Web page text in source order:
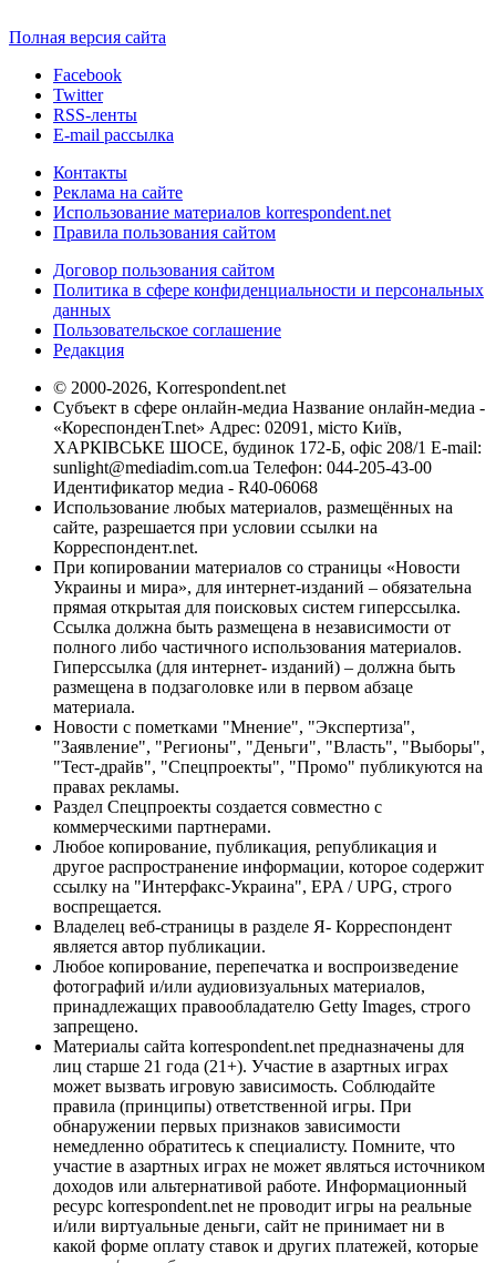
Полная версия сайта
Facebook
Twitter
RSS-ленты
E-mail рассылка
Контакты
Реклама на сайте
Использование материалов korrespondent.net
Правила пользования сайтом
Договор пользования сайтом
Политика в сфере конфиденциальности и персональных
данных
Пользовательское соглашение
Редакция
© 2000-2026, Korrespondent.net
Субъект в сфере онлайн-медиа Название онлайн-медиа -
«КореспонденТ.net» Адрес: 02091, місто Київ,
ХАРКІВСЬКЕ ШОСЕ, будинок 172-Б, офіс 208/1 E-mail:
sunlight@mediadim.com.ua Телефон: 044-205-43-00
Идентификатор медиа - R40-06068
Использование любых материалов, размещённых на
сайте, разрешается при условии ссылки на
Корреспондент.net.
При копировании материалов со страницы «Новости
Украины и мира», для интернет-изданий – обязательна
прямая открытая для поисковых систем гиперссылка.
Ссылка должна быть размещена в независимости от
полного либо частичного использования материалов.
Гиперссылка (для интернет- изданий) – должна быть
размещена в подзаголовке или в первом абзаце
материала.
Новости с пометками "Мнение", "Экспертиза",
"Заявление", "Регионы", "Деньги", "Власть", "Выборы",
"Тест-драйв", "Спецпроекты", "Промо" публикуются на
правах рекламы.
Раздел Спецпроекты создается совместно с
коммерческими партнерами.
Любое копирование, публикация, републикация и
другое распространение информации, которое содержит
ссылку на "Интерфакс-Украина", EPA / UPG, строго
воспрещается.
Владелец веб-страницы в разделе Я- Корреспондент
является автор публикации.
Любое копирование, перепечатка и воспроизведение
фотографий и/или аудиовизуальных материалов,
принадлежащих правообладателю Getty Images, строго
запрещено.
Материалы сайта korrespondent.net предназначены для
лиц старше 21 года (21+). Участие в азартных играх
может вызвать игровую зависимость. Соблюдайте
правила (принципы) ответственной игры. При
обнаружении первых признаков зависимости
немедленно обратитесь к специалисту. Помните, что
участие в азартных играх не может являться источником
доходов или альтернативой работе. Информационный
ресурс korrespondent.net не проводит игры на реальные
и/или виртуальные деньги, сайт не принимает ни в
какой форме оплату ставок и других платежей, которые